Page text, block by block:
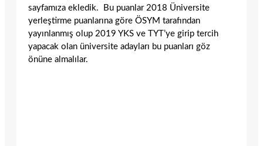
sayfamıza ekledik. Bu puanlar 2018 Üniversite
yerleştirme puanlarına göre ÖSYM tarafından
yayınlanmış olup 2019 YKS ve TYT’ye girip tercih
yapacak olan üniversite adayları bu puanları göz
önüne almalılar.